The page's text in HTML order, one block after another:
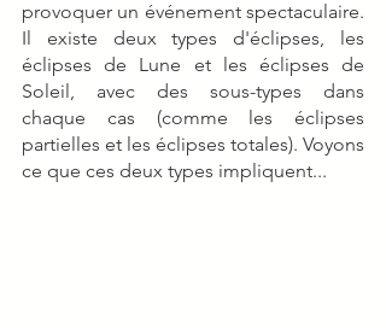
provoquer un événement spectaculaire.
Il existe deux types d'éclipses, les
éclipses de Lune et les éclipses de
Soleil, avec des sous-types dans
chaque cas (comme les éclipses
partielles et les éclipses totales). Voyons
ce que ces deux types impliquent...